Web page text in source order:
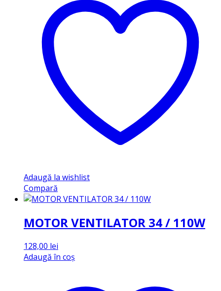
Adaugă la wishlist
Compară
MOTOR VENTILATOR 34 / 110W
128,00 lei
Adaugă în coș